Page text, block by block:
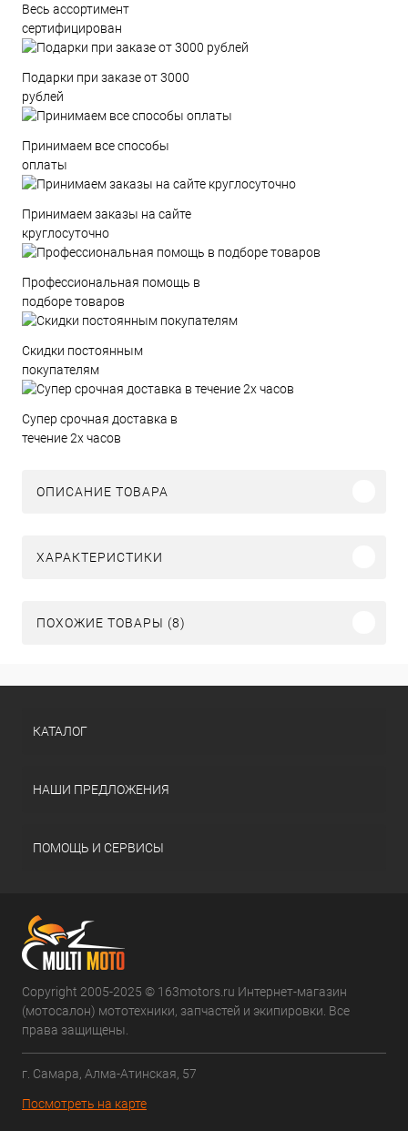
Весь ассортимент
сертифицирован
Подарки при заказе от 3000
рублей
Принимаем все способы
оплаты
Принимаем заказы на сайте
круглосуточно
Профессиональная помощь в
подборе товаров
Скидки постоянным
покупателям
Супер срочная доставка в
течение 2х часов
ОПИСАНИЕ ТОВАРА
ХАРАКТЕРИСТИКИ
ПОХОЖИЕ ТОВАРЫ (8)
КАТАЛОГ
НАШИ ПРЕДЛОЖЕНИЯ
ПОМОЩЬ И СЕРВИСЫ
Copyright 2005-2025 © 163motors.ru Интернет-магазин
(мотосалон) мототехники, запчастей и экипировки. Все
права защищены.
г. Самара, Алма-Атинская, 57
Посмотреть на карте